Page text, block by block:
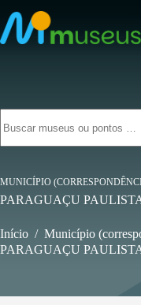
para
o
conteúdo
resultados
MUNICÍPIO
PARAGUAÇU
Início / Município
PARAGUAÇU